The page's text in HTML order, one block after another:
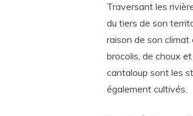
Traversant les
du tiers de son
raison de son
brocolis, de choux
cantaloup sont les
également cultivés.